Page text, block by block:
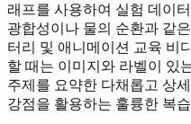
래프를 사용하여 실험 데이
광합성이나 물의 순환과 같
터리 및 애니메이션 교육 비
할 때는 이미지와 라벨이 있
주제를 요약한 다채롭고 상
강점을 활용하는 훌륭한 복